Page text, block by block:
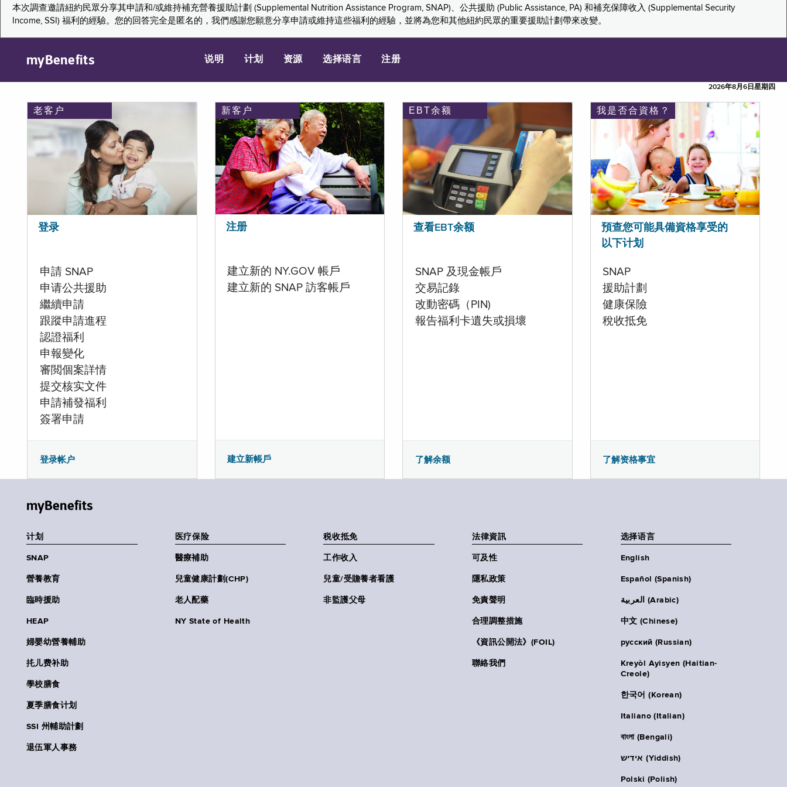
本次調查邀請紐約民眾分享其申請和/或維持補充營養援助計劃 (Supplemental Nutrition Assistance Program, SNAP)、公共援助 (Public Assistance, PA) 和補充保障收入 (Supplemental Security
Income, SSI) 福利的經驗。您的回答完全是匿名的，我們感謝您願意分享申請或維持這些福利的經驗，並將為您和其他紐約民眾的重要援助計劃帶來改變。
myBenefits 说明 计划 资源 选择语言 注册
2026年8月6日星期四
老客户
登录
申請 SNAP
申请公共援助
繼續申請
跟蹤申請進程
認證福利
申報變化
審閲個案詳情
提交核实文件
申請補發福利
簽署申請
登录帐户
新客户
注册
建立新的 NY.GOV 帳戶
建立新的 SNAP 訪客帳戶
建立新帳戶
EBT余额
查看EBT余额
SNAP 及現金帳戶
交易記錄
改動密碼（PIN)
報告福利卡遺失或損壞
了解余额
我是否合資格？
預查您可能具備資格享受的
以下计划
SNAP
援助計劃
健康保險
稅收抵免
了解资格事宜
myBenefits
计划
SNAP
營養教育
臨時援助
HEAP
婦嬰幼營養輔助
扥儿费补助
學校膳食
夏季膳食计划
SSI 州輔助計劃
退伍軍人事務
医疗保险
醫療補助
兒童健康計劃(CHP)
老人配藥
NY State of Health
税收抵免
工作收入
兒童/受贍養者看護
非監護父母
法律資訊
可及性
隱私政策
免責聲明
合理調整措施
《資訊公開法》(FOIL)
聯絡我們
选择语言
English
Español (Spanish)
العربية (Arabic)
中文 (Chinese)
русский (Russian)
Kreyòl Ayisyen (Haitian-
Creole)
한국어 (Korean)
Italiano (Italian)
বাংলা (Bengali)
אידיש (Yiddish)
Polski (Polish)